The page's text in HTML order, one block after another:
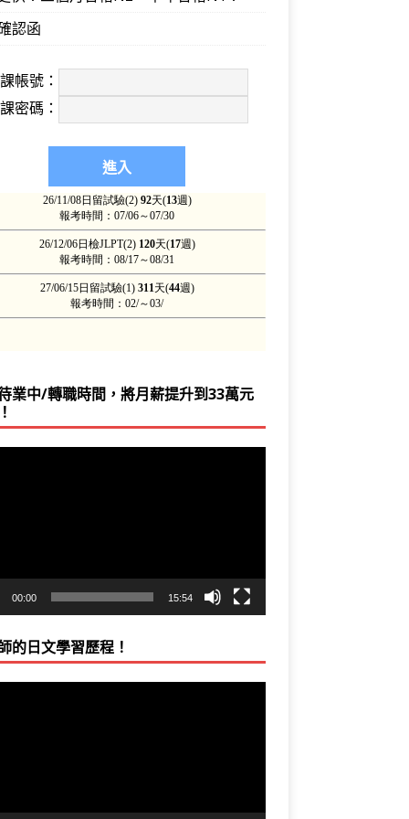
認函
帳號：
密碼：
業中/轉職時間，將月薪提升到33萬元
00:00 15:54
的日文學習歷程！